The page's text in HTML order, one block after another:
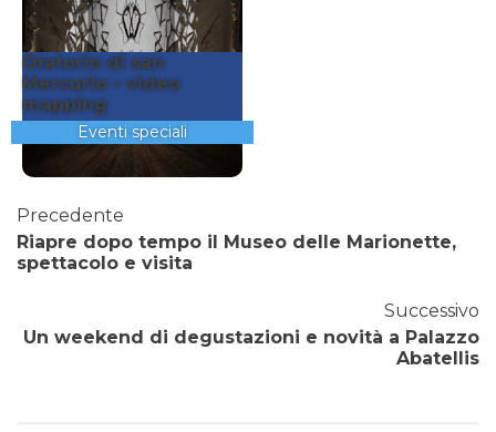
Oratorio di san
Mercurio - video
mapping
Eventi speciali
Precedente
Riapre dopo tempo il Museo delle Marionette,
spettacolo e visita
Successivo
Un weekend di degustazioni e novità a Palazzo
Abatellis